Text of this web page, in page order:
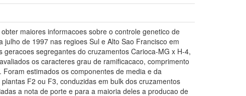
maiores informacoes sobre o controle genetico de
de 1997 nas regioes Sul e Alto Sao Francisco em
segregantes do cruzamentos Carioca-MG x H-4,
os caracteres grau de ramificacaco, comprimento
estimados os componentes de media e da
F2 ou F3, conduzidas em bulk dos cruzamentos
a nota de porte e para a maioria deles a producao de